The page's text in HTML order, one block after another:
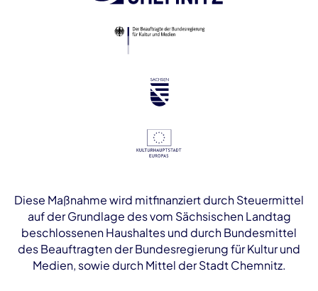
Diese Maßnahme wird mitfinanziert durch Steuermittel
auf der Grundlage des vom Sächsischen Landtag
beschlossenen Haushaltes und durch Bundesmittel
des Beauftragten der Bundesregierung für Kultur und
Medien, sowie durch Mittel der Stadt Chemnitz.